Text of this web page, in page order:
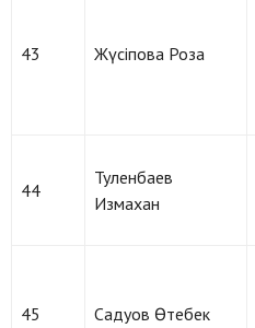
43 Жүсіпова Роза
44
Туленбаев
Измахан
45 Садуов Өтебек